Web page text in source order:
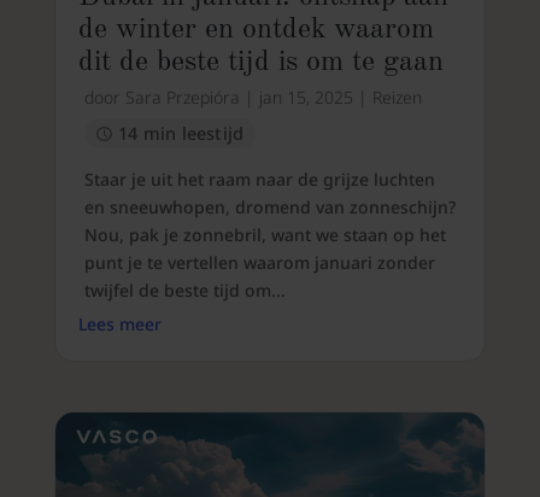
de winter en ontdek waarom
dit de beste tijd is om te gaan
door Sara Przepióra jan 15, 2025
Reizen
14 min leestijd
Staar je uit het raam naar de grijze luchten
en sneeuwhopen, dromend van zonneschijn?
Nou, pak je zonnebril, want we staan op het
punt je te vertellen waarom januari zonder
twijfel de beste tijd om...
Lees meer